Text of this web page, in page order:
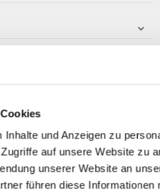
und Anzeigen zu
auf unsere Website zu
unserer Website an
führen diese